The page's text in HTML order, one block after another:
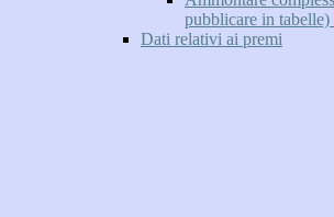
pubblicare in tabelle)
Dati relativi ai premi